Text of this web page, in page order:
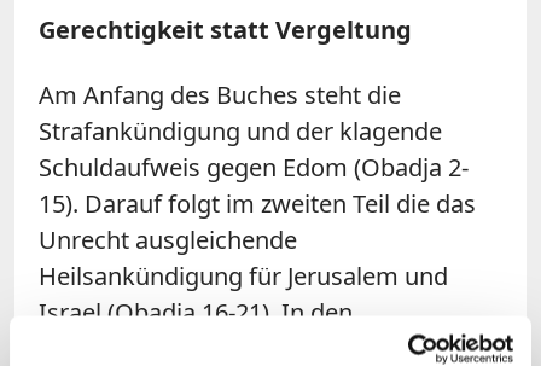
Gerechtigkeit statt Vergeltung
Am Anfang des Buches steht die
Strafankündigung und der klagende
Schuldaufweis gegen Edom (Obadja 2-
15). Darauf folgt im zweiten Teil die das
Unrecht ausgleichende
Heilsankündigung für Jerusalem und
Israel (Obadja 16-21). In den
Strafankündigungen in Obadja 6-7